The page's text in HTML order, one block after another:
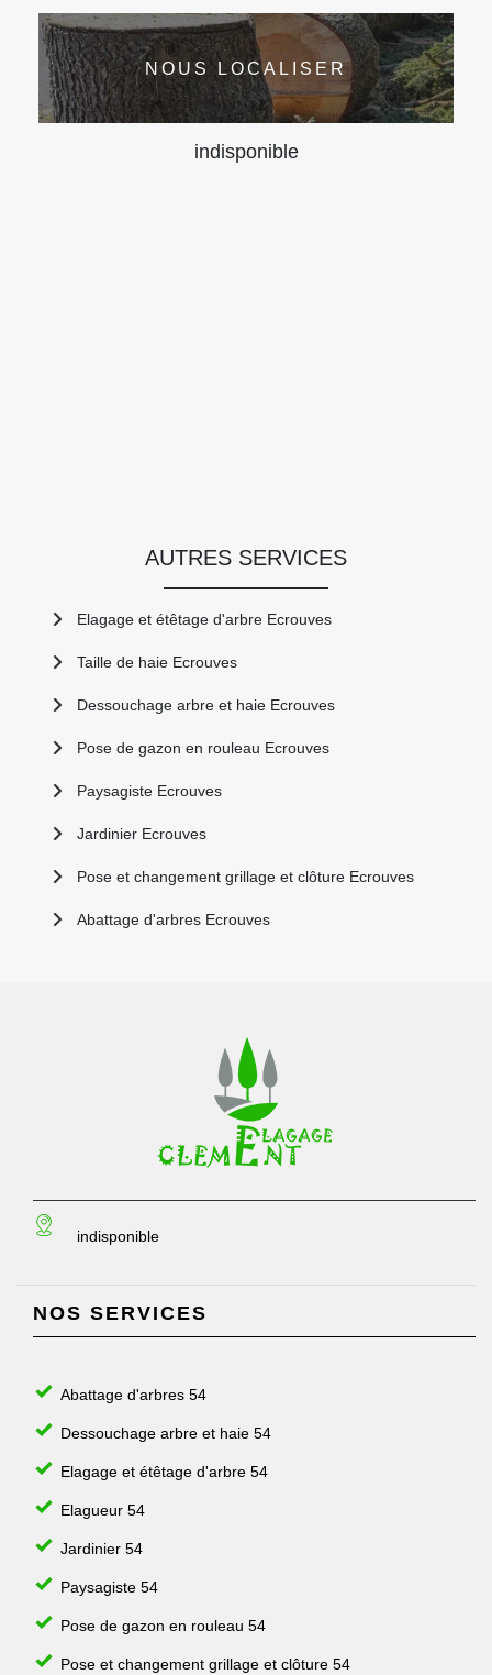
NOUS LOCALISER
indisponible
AUTRES SERVICES
Elagage et étêtage d'arbre Ecrouves
Taille de haie Ecrouves
Dessouchage arbre et haie Ecrouves
Pose de gazon en rouleau Ecrouves
Paysagiste Ecrouves
Jardinier Ecrouves
Pose et changement grillage et clôture Ecrouves
Abattage d'arbres Ecrouves
indisponible
NOS SERVICES
Abattage d'arbres 54
Dessouchage arbre et haie 54
Elagage et étêtage d'arbre 54
Elagueur 54
Jardinier 54
Paysagiste 54
Pose de gazon en rouleau 54
Pose et changement grillage et clôture 54